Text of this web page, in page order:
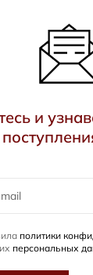
и
политики
персональных